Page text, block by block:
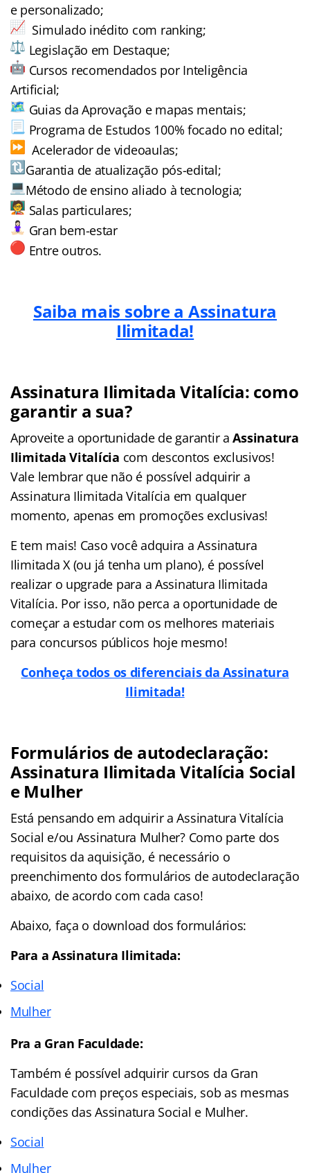
e personalizado;
Simulado inédito com ranking;
Legislação em Destaque;
Cursos recomendados por Inteligência
Artificial;
Guias da Aprovação e mapas mentais;
Programa de Estudos 100% focado no edital;
Acelerador de videoaulas;
Garantia de atualização pós-edital;
Método de ensino aliado à tecnologia;
Salas particulares;
Gran bem-estar
Entre outros.
Saiba mais sobre a Assinatura
Ilimitada!
Assinatura Ilimitada Vitalícia: como
garantir a sua?
Aproveite a oportunidade de garantir aAssinatura
Ilimitada Vitalícia com descontos exclusivos!
Vale lembrar que não é possível adquirir a
Assinatura Ilimitada Vitalícia em qualquer
momento, apenas em promoções exclusivas!
E tem mais! Caso você adquira a Assinatura
Ilimitada X (ou já tenha um plano), é possível
realizar o upgrade para a Assinatura Ilimitada
Vitalícia. Por isso, não perca a oportunidade de
começar a estudar com os melhores materiais
para concursos públicos hoje mesmo!
Conheça todos os diferenciais da Assinatura
Ilimitada!
Formulários de autodeclaração:
Assinatura Ilimitada Vitalícia Social
e Mulher
Está pensando em adquirir a Assinatura Vitalícia
Social e/ou Assinatura Mulher? Como parte dos
requisitos da aquisição, é necessário o
preenchimento dos formulários de autodeclaração
abaixo, de acordo com cada caso!
Abaixo, faça o download dos formulários:
Para a Assinatura Ilimitada:
Social
Mulher
Pra a Gran Faculdade:
Também é possível adquirir cursos da Gran
Faculdade com preços especiais, sob as mesmas
condições das Assinatura Social e Mulher.
Social
Mulher